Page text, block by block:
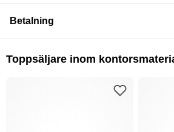
Betalning
Toppsäljare inom